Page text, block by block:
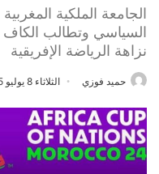
الجامعة الملكية
السياسي وتطالب
نزاهة الرياضة الإفريقية
حميد فوزي الثلاثاء 8 يوليو 2025